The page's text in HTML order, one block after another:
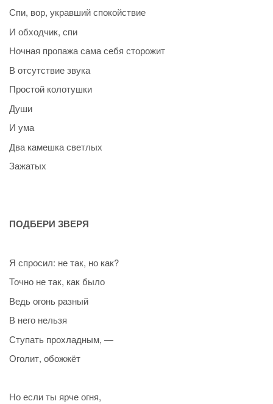
Спи, вор, укравший спокойствие
И обходчик, спи
Ночная пропажа сама себя сторожит
В отсутствие звука
Простой колотушки
Души
И ума
Два камешка светлых
Зажатых
ПОДБЕРИ ЗВЕРЯ
Я спросил: не так, но как?
Точно не так, как было
Ведь огонь разный
В него нельзя
Ступать прохладным, —
Оголит, обожжёт
Но если ты ярче огня,